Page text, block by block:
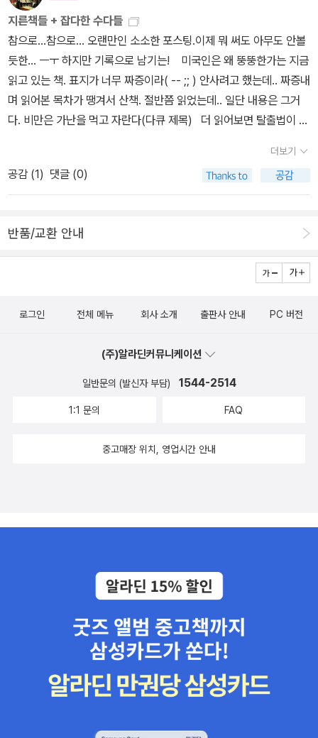
씨였는데-_-;;;;; [티파니에서 아침을]의 작가일 줄은 몰랐네요. 어쨌
든 신기하게도 이 타이밍에 다른 책에서도 계속 커포티와 [인 콜드 블
러드]의 이야기를 만나서 기분이 묘하더라고요. 7월동안 진행되었
던;; 럭키백 이벤트 + 유빅 컵 이벤트로 가열차게 산 책들. (근데 요즘
웅진 도서 더 싸게 파는 것 같...던...데.......말이지요..) 호갱이 뭐 힘이
있나.^^ .... 심지어 블루레이 플레이어도 없습니다.... 일단 여기까정.
여름에 장바구니를 비우는 건 여기까지만 하겠습니다... 그러나 장바
지른책들 + 잡다한 수다들
참으로...참으로... 오랜만인 소소한 포스팅.이제 뭐 써도 아무도 안볼
듯한... ㅡㅜ 하지만 기록으로 남기는! 미국인은 왜 뚱뚱한가는 지금
읽고 있는 책. 표지가 너무 짜증이라( -- ;; ) 안사려고 했는데.. 짜증내
며 읽어본 목차가 땡겨서 산책. 절반쯤 읽었는데.. 일단 내용은 그거
다. 비만은 가난을 먹고 자란다(다큐 제목) 더 읽어보면 탈출법이 나
지는 참 언제봐도 거시기하네.미국에서 비만이 심각한 산업문제라는
데.. 비만인의 한사람으로써. 심히 양심에 가책이 생긴다. 9.11 보다
비만이 미국에 더 심각한 수준의 테러가 될거란다. 우리나라도 비만
어디에서든 사실.. 산업은 돈문제와 이해관계가 끼일수 밖에 없다. 나
다. 정말 수줍어 하는 모습에.. 댄디해 보이는 패션까지 너무 좋아라
고 약자편에 서고 싶어하는 모습을 보았다고 생각해서 정말..저어어
틴 이유는! 깊게 말할순 없지만. 빈정이 좀 상했다.주진우기자한테 상
한게 아니라... __ ;; 출판사에.. ; ;; ;; 그게 그럴때가 있다. 머리는 먹고
는게 또 그렇지 않으니.. 여튼..그렇게 버티다. 김용민교수가 선거에서
꼼수 4인방을 애정하는게 맞다. 하나님 땡큐는 엄마를 위해 산책.
시네.....그래서 지른 아이들 ㅡㅜ 지름신은 언제나 나와 함께하시는
도다..내가 아니라 알라딘과 함께였나 ㅡㅡ (아멘;;;) 지난번에 하
루특가에 엮여서 산 라미만년필. 카키색 샀는데 아주 맘에 든다. 촉이
검은색이어서 약간더 엔틱한 맛이 있다. 요새 아주 사랑하는 아이템.
밀가루만 끊어도 100가지 병을 막을 수 있다..라는 책은 사실 아직
못읽었는데.. 미국인은 왜 비만한가를 읽고나면 잘 읽힐듯 하여 이번
주말 읽을 책으로 꼽아놨다. 유부녀는 주말에 참.. 바쁘다. 해야할
더보기
공감 (1) 댓글 (0)
반품/교환 안내
로그인 전체 메뉴 회사 소개 출판사 안내 PC 버전
(주)알라딘커뮤니케이션
일반문의 (발신자 부담) 1544-2514
1:1 문의 FAQ
중고매장 위치, 영업시간 안내